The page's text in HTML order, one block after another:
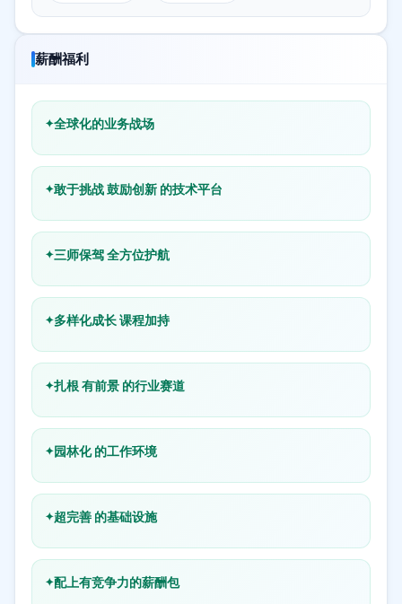
薪酬福利
全球化的业务战场
敢于挑战 鼓励创新 的技术平台
三师保驾 全方位护航
多样化成长 课程加持
扎根 有前景 的行业赛道
园林化 的工作环境
超完善 的基础设施
配上有竞争力的薪酬包